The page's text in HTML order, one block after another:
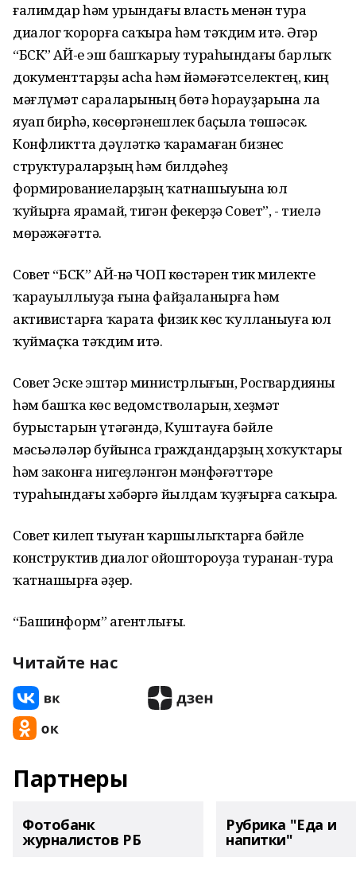
ғалимдар һәм урындағы власть менән тура
диалог ҡорорға саҡыра һәм тәҡдим итә. Әгәр
“БСК” АЙ-е эш башҡарыу тураһындағы барлыҡ
документтарҙы асһа һәм йәмәғәтселектең, киң
мәғлүмәт сараларының бөтә һорауҙарына ла
яуап бирһә, көсөргәнешлек баҫыла төшәсәк.
Конфликтта дәүләткә ҡарамаған бизнес
структураларҙың һәм билдәһеҙ
формированиеларҙың ҡатнашыуына юл
ҡуйырға ярамай, тигән фекерҙә Совет”, - тиелә
мөрәжәғәттә.
Совет “БСК” АЙ-нә ЧОП көстәрен тик милекте
ҡарауыллыуҙа ғына файҙаланырға һәм
активистарға ҡарата физик көс ҡулланыуға юл
ҡуймаҫҡа тәҡдим итә.
Совет Эске эштәр министрлығын, Росгвардияны
һәм башҡа көс ведомстволарын, хеҙмәт
бурыстарын үтәгәндә, Куштауға бәйле
мәсьәләләр буйынса граждандарҙың хоҡуҡтары
һәм законға нигеҙләнгән мәнфәғәттәре
тураһындағы хәбәргә йылдам ҡуҙғырға саҡыра.
Совет килеп тыуған ҡаршылыҡтарға бәйле
конструктив диалог ойоштороуҙа туранан-тура
ҡатнашырға әҙер.
“Башинформ” агентлығы.
Читайте нас
Партнеры
Фотобанк
журналистов РБ
Рубрика "Еда и
напитки"